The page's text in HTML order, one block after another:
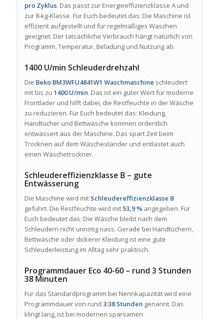
pro Zyklus. Das passt zur Energieeffizienzklasse A und
zur 8-kg-Klasse. Für Euch bedeutet das: Die Maschine ist
effizient aufgestellt und für regelmäßiges Waschen
geeignet. Der tatsächliche Verbrauch hängt natürlich von
Programm, Temperatur, Beladung und Nutzung ab.
1400 U/min Schleuderdrehzahl
Die Beko BM3WFU4841W1 Waschmaschine schleudert
mit bis zu 1400 U/min. Das ist ein guter Wert für moderne
Frontlader und hilft dabei, die Restfeuchte in der Wäsche
zu reduzieren. Für Euch bedeutet das: Kleidung,
Handtücher und Bettwäsche kommen ordentlich
entwässert aus der Maschine. Das spart Zeit beim
Trocknen auf dem Wäscheständer und entlastet auch
einen Wäschetrockner.
Schleudereffizienzklasse B – gute
Entwässerung
Die Maschine wird mit Schleudereffizienzklasse B
geführt. Die Restfeuchte wird mit53,9 %angegeben. Für
Euch bedeutet das: Die Wäsche bleibt nach dem
Schleudern nicht unnötig nass. Gerade bei Handtüchern,
Bettwäsche oder dickerer Kleidung ist eine gute
Schleuderleistung im Alltag sehr praktisch.
Programmdauer Eco 40-60 – rund 3 Stunden
38 Minuten
Für das Standardprogramm bei Nennkapazität wird eine
Programmdauer von rund 3:38 Stunden genannt. Das
klingt lang, ist bei modernen sparsamen